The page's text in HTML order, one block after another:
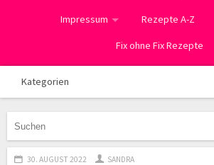
Impressum Rezepte A-Z
Fix ohne Fix Rezepte
Kategorien
30. AUGUST 2022 SANDRA